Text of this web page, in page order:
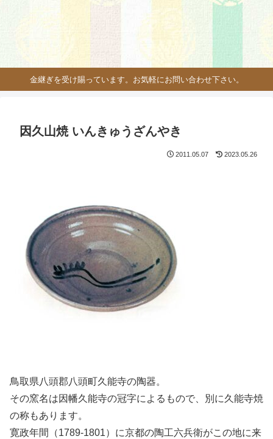
金継ぎを受け賜っています。お気軽にお問い合わせ下さい。
因久山焼 いんきゅうざんやき
2011.05.07 2023.05.26
鳥取県八頭郡八頭町久能寺の陶器。
その窯名は因幡久能寺の冠字によるもので、別に久能寺焼
の称もあります。
寛政年間（1789-1801）に京都の陶工六兵衛がこの地に来